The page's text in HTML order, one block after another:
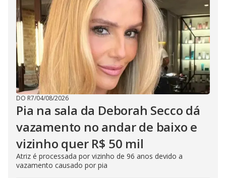
DO R7/04/08/2026
Pia na sala da Deborah Secco dá
vazamento no andar de baixo e
vizinho quer R$ 50 mil
Atriz é processada por vizinho de 96 anos devido a
vazamento causado por pia